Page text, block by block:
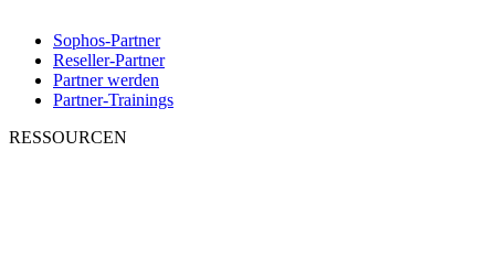
Sophos-Partner
Reseller-Partner
Partner werden
Partner-Trainings
RESSOURCEN